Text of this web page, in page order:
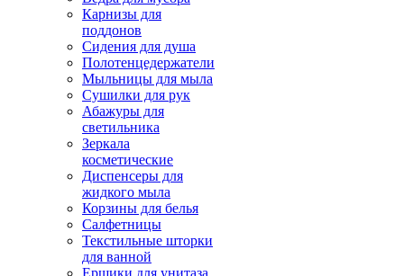
Карнизы для
поддонов
Сидения для душа
Полотенцедержатели
Мыльницы для мыла
Сушилки для рук
Абажуры для
светильника
Зеркала
косметические
Диспенсеры для
жидкого мыла
Корзины для белья
Салфетницы
Текстильные шторки
для ванной
Ершики для унитаза